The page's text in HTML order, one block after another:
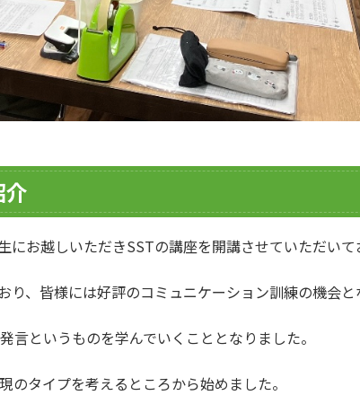
お越しいただきSSTの講座を開講させていただいて
、皆様には好評のコミュニケーション訓練の機会と
というものを学んでいくこととなりました。
のタイプを考えるところから始めました。